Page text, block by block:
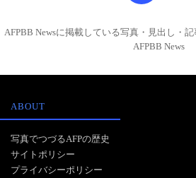
AFPBB Newsに掲載している写真・見出し・
AFPBB News
ABOUT
写真でつづるAFPの歴史
サイトポリシー
プライバシーポリシー